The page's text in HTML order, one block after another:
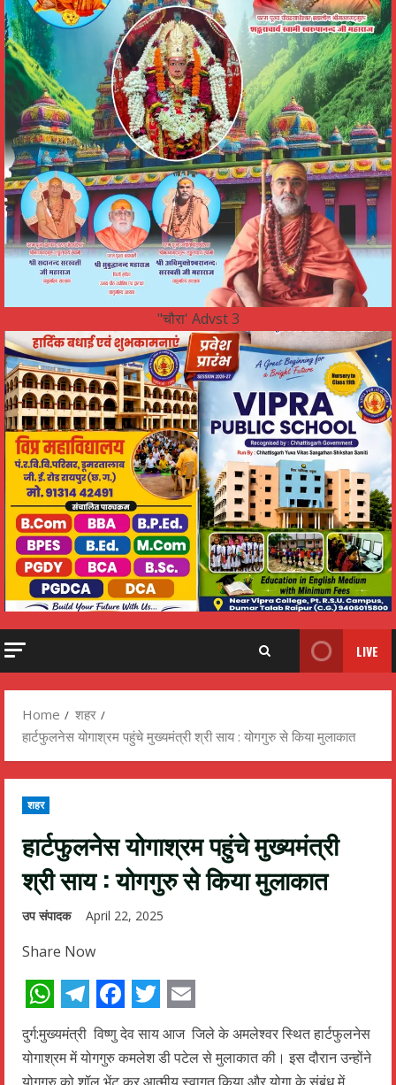
"चौरा' Advst 3
LIVE
Home
शहर
हार्टफुलनेस योगाश्रम पहुंचे मुख्यमंत्री श्री साय : योगगुरु से किया मुलाकात
शहर
हार्टफुलनेस योगाश्रम पहुंचे मुख्यमंत्री
श्री साय : योगगुरु से किया मुलाकात
उप संपादक April 22, 2025
Share Now
WhatsApp
Telegram
Facebook
Twitter
Email
दुर्ग:मुख्यमंत्री विष्णु देव साय आज जिले के अमलेश्वर स्थित हार्टफुलनेस
योगाश्रम में योगगुरु कमलेश डी पटेल से मुलाकात की। इस दौरान उन्होंने